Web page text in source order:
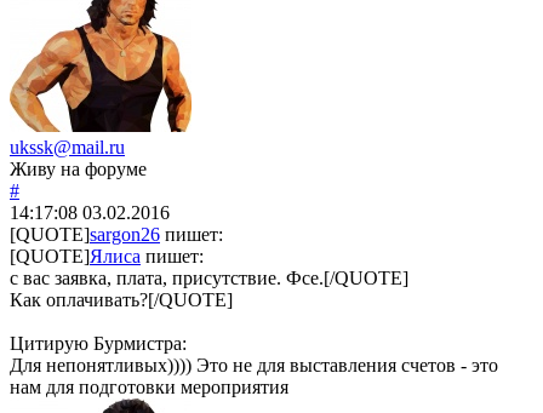
ukssk@mail.ru
Живу на форуме
#
14:17:08 03.02.2016
[QUOTE]sargon26 пишет:
[QUOTE]Ялиса пишет:
с вас заявка, плата, присутствие. Фсе.[/QUOTE]
Как оплачивать?[/QUOTE]
Цитирую Бурмистра:
Для непонятливых)))) Это не для выставления счетов - это
нам для подготовки мероприятия